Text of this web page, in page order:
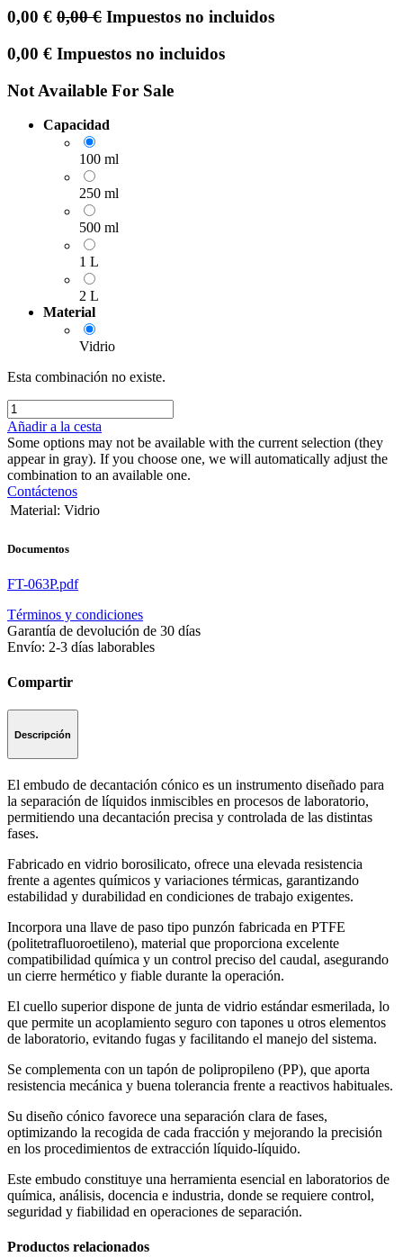
0,00 € 0,00€ Impuestos no incluidos
0,00 € Impuestos no incluidos
Not Available For Sale
Capacidad
100 ml
250 ml
500 ml
1 L
2 L
Material
Vidrio
Esta combinación no existe.
Añadir a la cesta
Some options may not be available with the current selection (they
appear in gray). If you choose one, we will automatically adjust the
combination to an available one.
Contáctenos
Material: Vidrio
Documentos
FT-063P.pdf
Términos y condiciones
Garantía de devolución de 30 días
Envío: 2-3 días laborables
Compartir
Descripción
El embudo de decantación cónico es un instrumento diseñado para
la separación de líquidos inmiscibles en procesos de laboratorio,
permitiendo una decantación precisa y controlada de las distintas
fases.
Fabricado en vidrio borosilicato, ofrece una elevada resistencia
frente a agentes químicos y variaciones térmicas, garantizando
estabilidad y durabilidad en condiciones de trabajo exigentes.
Incorpora una llave de paso tipo punzón fabricada en PTFE
(politetrafluoroetileno), material que proporciona excelente
compatibilidad química y un control preciso del caudal, asegurando
un cierre hermético y fiable durante la operación.
El cuello superior dispone de junta de vidrio estándar esmerilada, lo
que permite un acoplamiento seguro con tapones u otros elementos
de laboratorio, evitando fugas y facilitando el manejo del sistema.
Se complementa con un tapón de polipropileno (PP), que aporta
resistencia mecánica y buena tolerancia frente a reactivos habituales.
Su diseño cónico favorece una separación clara de fases,
optimizando la recogida de cada fracción y mejorando la precisión
en los procedimientos de extracción líquido-líquido.
Este embudo constituye una herramienta esencial en laboratorios de
química, análisis, docencia e industria, donde se requiere control,
seguridad y fiabilidad en operaciones de separación.
Productos relacionados